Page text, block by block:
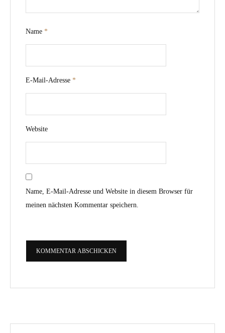
Name *
E-Mail-Adresse *
Website
Name, E-Mail-Adresse und Website in diesem Browser für
meinen nächsten Kommentar speichern.